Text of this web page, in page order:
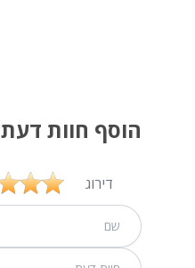
הוסף חוות דעת
דירוג